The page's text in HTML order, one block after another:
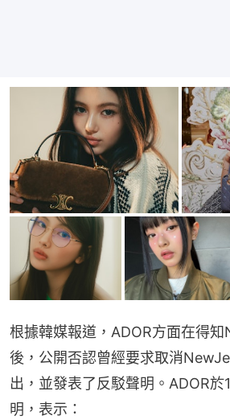
根據韓媒報道，ADOR方面在得
後，公開否認曾經要求取消
出，並發表了反駁聲明。ADOR於
明，表示：